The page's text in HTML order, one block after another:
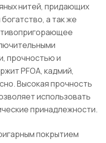
нитей, придающих
а так же
прочностью и
PFOA, кадмий,
Высокая прочность
использовать
принадлежности.
покрытием